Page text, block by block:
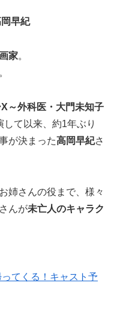
早紀
家。
X～外科医・大門未知子
して以来、約1年ぶり
が決まった高岡早紀さ
姉さんの役まで、様々
んが未亡人のキャラク
てくる！キャスト予